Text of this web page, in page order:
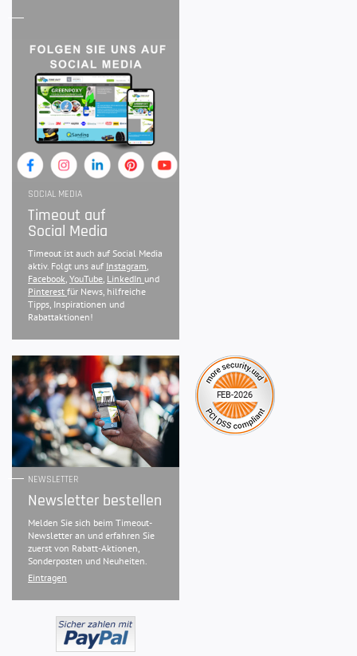
SOCIAL MEDIA
Timeout auf
Social Media
Timeout ist auch auf Social Media
aktiv. Folgt uns auf Instagram
Facebook YouTube LinkedIn und
Pinterest für News, hilfreiche
Tipps, Inspirationen und
Rabattaktionen!
NEWSLETTER
Newsletter bestellen
Melden Sie sich beim Timeout-
Newsletter an und erfahren Sie
zuerst von Rabatt-Aktionen,
Sonderposten und Neuheiten.
Eintragen